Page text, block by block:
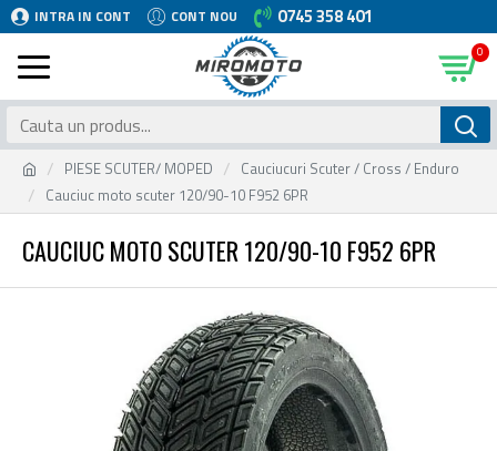
INTRA IN CONT CONT NOU 0745 358 401
0
PIESE SCUTER/ MOPED
Cauciucuri Scuter / Cross / Enduro
Cauciuc moto scuter 120/90-10 F952 6PR
CAUCIUC MOTO SCUTER 120/90-10 F952 6PR